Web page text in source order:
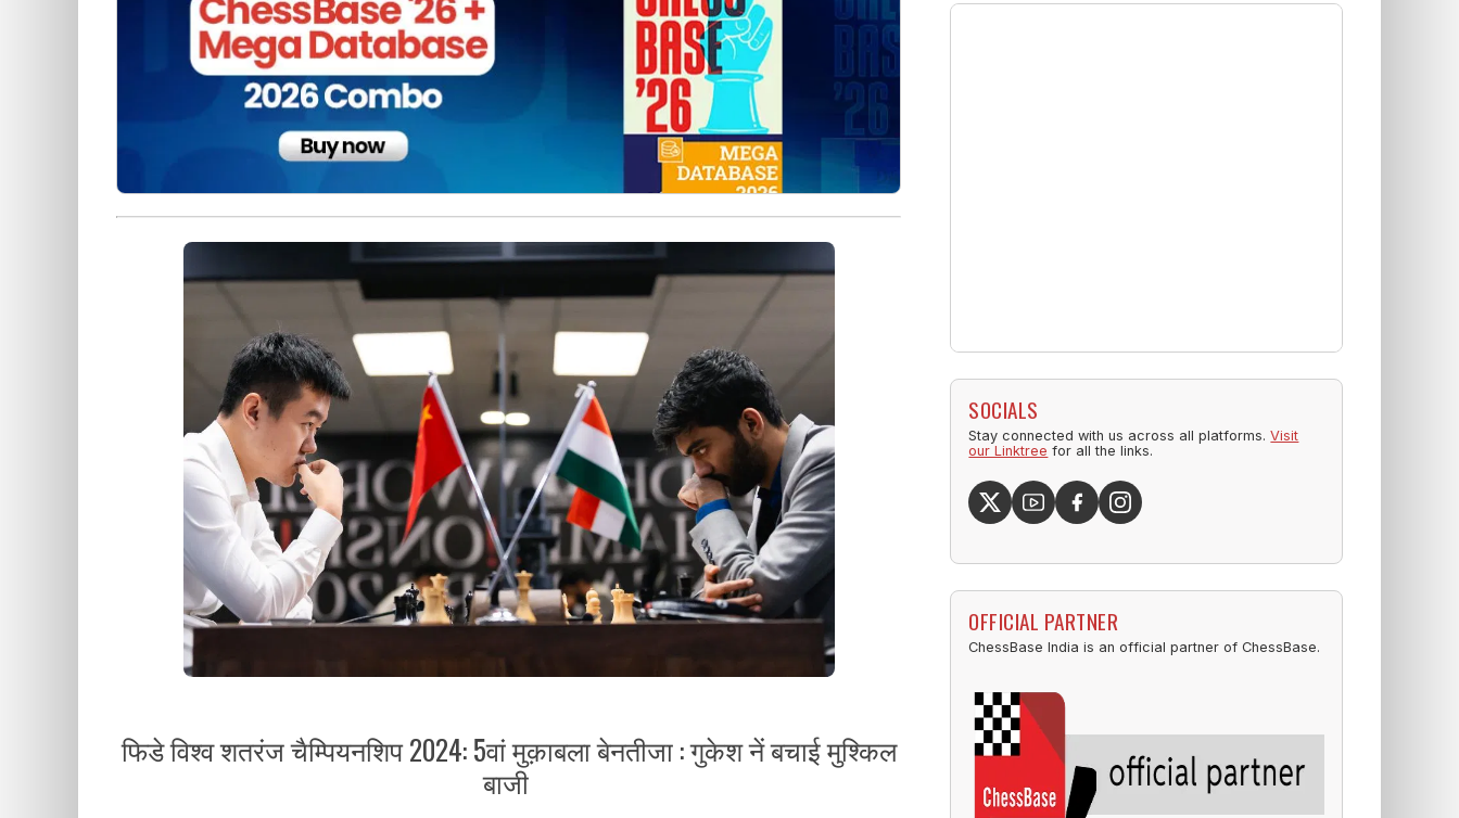
फिडे विश्व शतरंज चैम्पियनशिप 2024: 5वां मुक़ाबला बेनतीजा : गुकेश नें बचाई मुश्किल
बाजी
SOCIALS
Stay connected with us across all platforms.Visit
our Linktree for all the links.
OFFICIAL PARTNER
ChessBase India is an official partner of ChessBase.